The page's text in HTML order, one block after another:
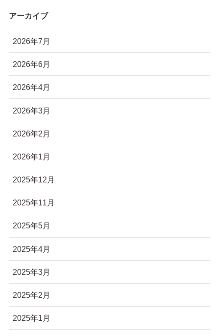
アーカイブ
2026年7月
2026年6月
2026年4月
2026年3月
2026年2月
2026年1月
2025年12月
2025年11月
2025年5月
2025年4月
2025年3月
2025年2月
2025年1月